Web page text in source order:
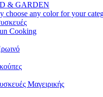
& GARDEN
choose any color for your
Cooking
Μαγειρικής